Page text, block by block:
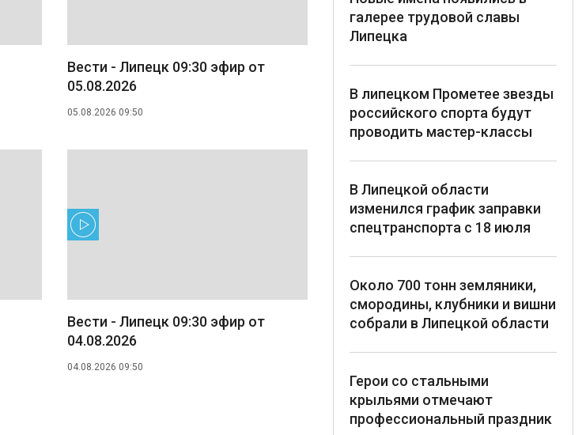
Вести - Липецк 09:30 эфир от
05.08.2026
05.08.2026 09:50
Вести - Липецк 09:30 эфир от
04.08.2026
04.08.2026 09:50
галерее трудовой славы
Липецка
В липецком Прометее звезды
российского спорта будут
проводить мастер-классы
В Липецкой области
изменился график заправки
спецтранспорта с 18 июля
Около 700 тонн земляники,
смородины, клубники и вишни
собрали в Липецкой области
Герои со стальными
крыльями отмечают
профессиональный праздник